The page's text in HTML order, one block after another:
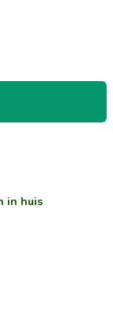
in huis